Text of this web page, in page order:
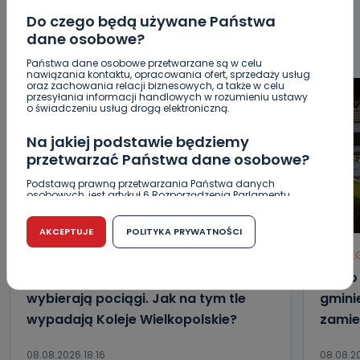
Do czego będą używane Państwa
dane osobowe?
Państwa dane osobowe przetwarzane są w celu
nawiązania kontaktu, opracowania ofert, sprzedaży usług
oraz zachowania relacji biznesowych, a także w celu
przesyłania informacji handlowych w rozumieniu ustawy
o świadczeniu usług drogą elektroniczną.
Na jakiej podstawie będziemy
przetwarzać Państwa dane osobowe?
Podstawą prawną przetwarzania Państwa danych
osobowych, jest artykuł 6 Rozporządzenia Parlamentu
r. w sprawie ochrony osób fizycznych w związku z
przetwarzaniem danych osobowych w sprawie
swobodnego przepływu takich danych oraz uchylenia
dyrektywy 95/46/WE (RODO).
Czy jest możliwość cofnięcia zgody?
Podanie danych osobowych jest dobrowolne, nie jest
wymogiem ustawowym lub umownym oraz nie stanowi
warunku zawarcia umowy. Cofnięcie zgody jest możliwe
negatywnymi konsekwencjami. Cofnięcia zgody można
AKCEPTUJE POLITYKA PRYWATNOŚCI
ŚRODOWISKO
WASZE INFO
WSZYSTKICH ŚWIĘTYCH
WYWIADY
ZDROWIE
wybierają pociągi. Jak na tym tle
wypadają Koleje Wielkopolskie?
08.08.2026 18:16